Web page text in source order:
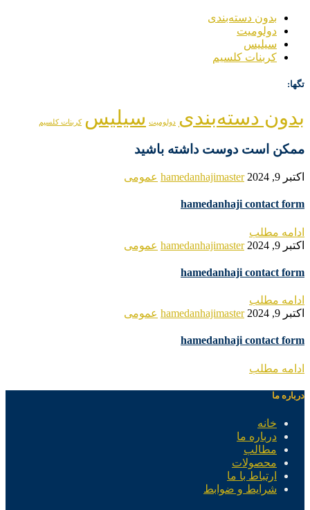
بدون دسته‌بندی
دولومیت
سیلیس
کربنات کلسیم
تگها:
بدون دسته‌بندی دولومیت سیلیس کربنات کلسیم
ممکن است دوست داشته باشید
اکتبر 9, 2024 hamedanhajimaster عمومی
hamedanhaji contact form
ادامه مطلب
اکتبر 9, 2024
hamedanhajimaster عمومی
hamedanhaji contact form
ادامه مطلب
اکتبر 9, 2024
hamedanhajimaster عمومی
hamedanhaji contact form
ادامه مطلب
درباره ما
خانه
درباره ما
مطالب
محصولات
ارتباط با ما
شرایط و ضوابط